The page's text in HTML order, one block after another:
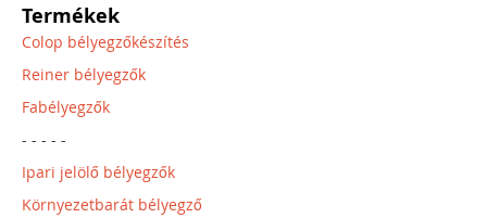
Termékek
Colop bélyegzőkészítés
Reiner bélyegzők
Fabélyegzők
- - - - -
Ipari jelölő bélyegzők
Környezetbarát bélyegző